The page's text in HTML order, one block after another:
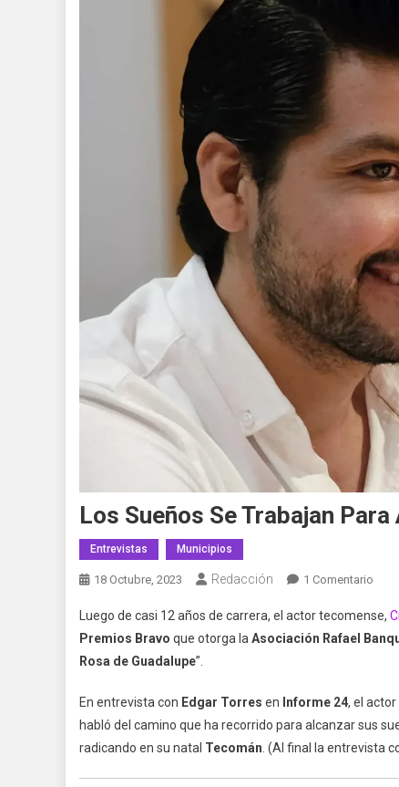
Los Sueños Se Trabajan
Entrevistas Municipios
18 Octubre, 2023 Redacción 1 Comentario
Se
Cruz
Luego de casi 12 años de carrera, el actor tecomense,
Premios Bravo que otorga laAsociación Rafael
Rosa de Guadalupe”.
En entrevista con Edgar Torres en Informe 24, el
habló del camino que ha recorrido para alcanzar sus
radicando en su natal Tecomán. (Al final la entrevista